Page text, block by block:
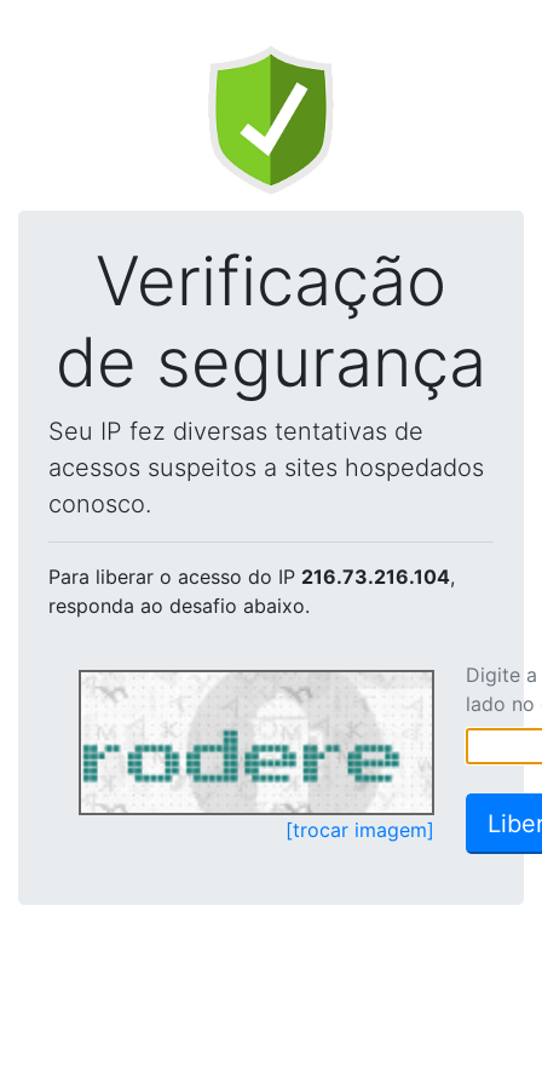
Verificação
de segurança
Seu IP fez diversas tentativas de
acessos suspeitos a sites hospedados
conosco.
Para liberar o acesso do IP 216.73.216.104,
responda ao desafio abaixo.
[trocar imagem]
Digite
lado no